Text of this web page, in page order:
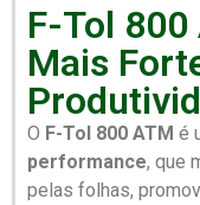
F-Tol 800
Mais
O F-Tol 800 ATM é
performance, que
pelas folhas,